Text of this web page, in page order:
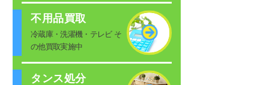
不用品買取
冷蔵庫・洗濯機・テレビ そ
の他買取実施中
タンス処分